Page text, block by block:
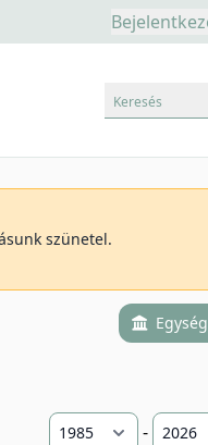
Keresés
szünetel.
-